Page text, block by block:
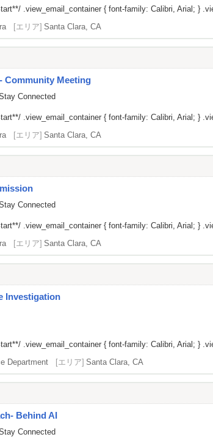
.view_email_container { font-family: Calibri, Arial; }
[エリア] Santa Clara, CA
Community Meeting
Connected
.view_email_container { font-family: Calibri, Arial; }
[エリア] Santa Clara, CA
Connected
.view_email_container { font-family: Calibri, Arial; }
[エリア] Santa Clara, CA
Investigation
.view_email_container { font-family: Calibri, Arial; }
Department [エリア] Santa Clara, CA
Behind AI
Connected